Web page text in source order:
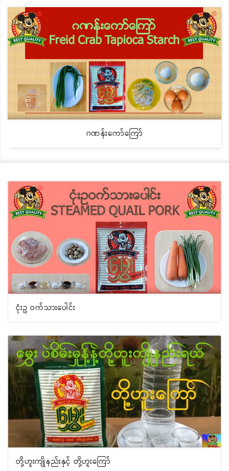
ဂဏန်းကော်ကြော်
ငုံးဥ ဝက်သားပေါင်း
တို့ဟူးကျိုနည်းနှင့် တို့ဟူးကြော်